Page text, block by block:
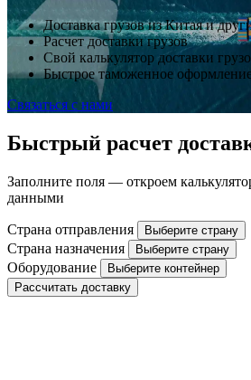
Доставка грузов из Китая и
Расчет доставки грузов
Свой калькулятор доставки
Быстрое таможенное
Связаться с нами
Быстрый расчет
Заполните поля — откроем
данными
Страна отправления Выберите страну
Страна назначения Выберите страну
Оборудование
Выберите контейнер
Рассчитать доставку